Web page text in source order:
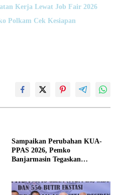
Kerja Lewat Job Fair 2026
Polkam Cek Kesiapan
Sampaikan Perubahan KUA-
PPAS 2026, Pemko
Banjarmasin Tegaskan